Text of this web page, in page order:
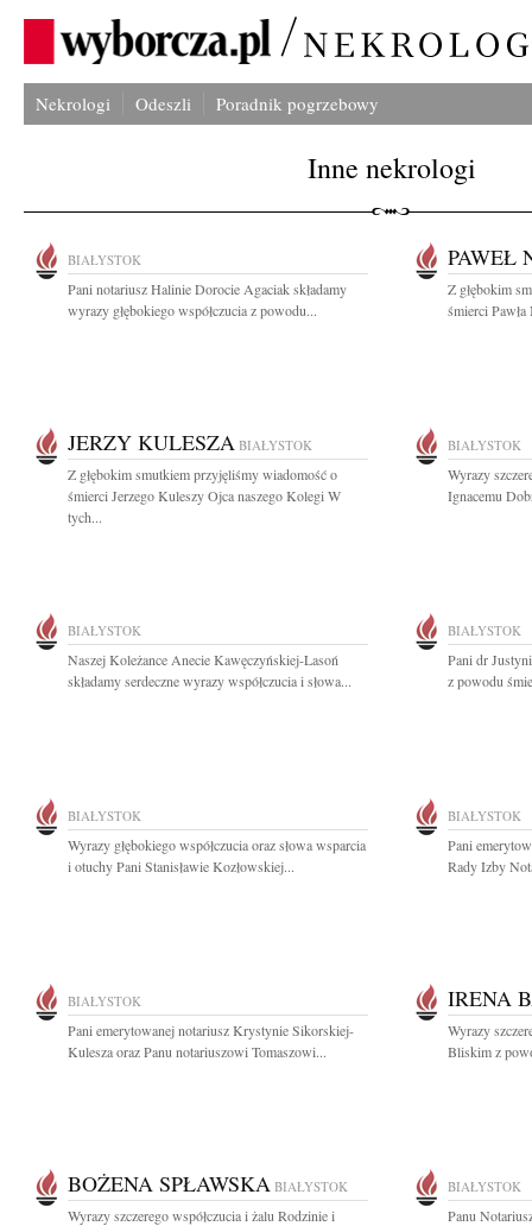
Nekrologi Odeszli Poradnik pogrzebowy
Inne nekrologi
BIAŁYSTOK
Pani notariusz Halinie Dorocie Agaciak składamy
wyrazy głębokiego współczucia z powodu...
PAWEŁ
Z głębokim
śmierci
JERZY KULESZA BIAŁYSTOK
Z głębokim smutkiem przyjęliśmy wiadomość o
śmierci Jerzego Kuleszy Ojca naszego Kolegi W
tych...
BIAŁYSTOK
Wyrazy
Ignacemu
BIAŁYSTOK
Naszej Koleżance Anecie Kawęczyńskiej-Lasoń
składamy serdeczne wyrazy współczucia i słowa...
BIAŁYSTOK
Pani dr
z powodu
BIAŁYSTOK
Wyrazy głębokiego współczucia oraz słowa wsparcia
i otuchy Pani Stanisławie Kozłowskiej...
BIAŁYSTOK
Pani
Rady Izby
BIAŁYSTOK
Pani emerytowanej notariusz Krystynie Sikorskiej-
Kulesza oraz Panu notariuszowi Tomaszowi...
IRENA
Wyrazy
Bliskim z
BOŻENA SPŁAWSKA BIAŁYSTOK
Wyrazy szczerego współczucia i żalu Rodzinie i
BIAŁYSTOK
Panu